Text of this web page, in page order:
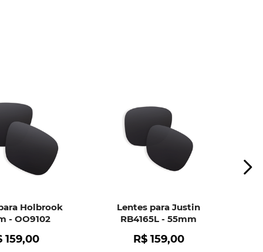
Holbrook
- OO9102
159,00
Lentes para Justin
RB4165L - 55mm
R$ 159,00